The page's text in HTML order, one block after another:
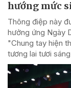
hướng mức
Thông điệp này
hưởng ứng Ngày
"Chung tay hiện
tương lai tươi